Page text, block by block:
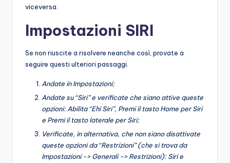
viceversa.
Impostazioni SIRI
Se non riuscite a risolvere neanche così, provate a
seguire questi ulteriori passaggi.
Andate in Impostazioni;
Andate su “Siri” e verificate che siano attive queste
opzioni: Abilita “Ehi Siri”, Premi il tasto Home per Siri
e Premi il tasto laterale per Siri;
Verificate, in alternativa, che non siano disattivate
queste opzioni da “Restrizioni” (che si trova da
Impostazioni -> Generali -> Restrizioni): Siri e